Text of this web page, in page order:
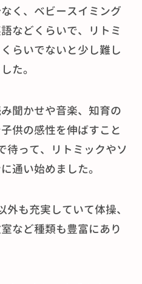
く、ベビースイミング
などくらいで、リトミ
らいでないと少し難し
た。
聞かせや音楽、知育の
供の感性を伸ばすこと
待って、リトミックやソ
通い始めました。
も充実していて体操、
など種類も豊富にあり